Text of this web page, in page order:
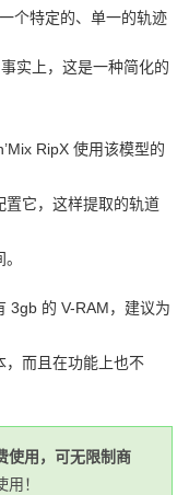
个特定的、单一的轨迹
实上，这是一种简化的
RipX 使用该模型的
置它，这样提取的轨道
3gb 的 V-RAM，建议为
，而且在功能上也不
使用，可无限制商
用！